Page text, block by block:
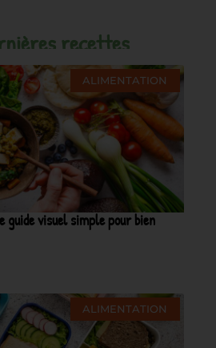
recettes
ALIMENTATION
visuel simple pour bien
ALIMENTATION